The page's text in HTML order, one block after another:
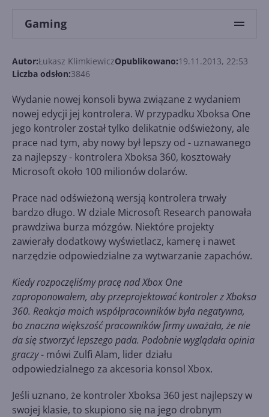
Gaming
Autor:Łukasz KlimkiewiczOpublikowano:19.11.2013, 22:53
Liczba odsłon:3846
Wydanie nowej konsoli bywa związane z wydaniem
nowej edycji jej kontrolera. W przypadku Xboksa One
jego kontroler został tylko delikatnie odświeżony, ale
prace nad tym, aby nowy był lepszy od - uznawanego
za najlepszy - kontrolera Xboksa 360, kosztowały
Microsoft około 100 milionów dolarów.
Prace nad odświeżoną wersją kontrolera trwały
bardzo długo. W dziale Microsoft Research panowała
prawdziwa burza mózgów. Niektóre projekty
zawierały dodatkowy wyświetlacz, kamerę i nawet
narzędzie odpowiedzialne za wytwarzanie zapachów.
Kiedy rozpoczęliśmy pracę nad Xbox One
zaproponowałem, aby przeprojektować kontroler z Xboksa
360. Reakcja moich współpracowników była negatywna,
bo znaczna większość pracowników firmy uważała, że nie
da się stworzyć lepszego pada. Podobnie wyglądała opinia
graczy- mówi Zulfi Alam, lider działu
odpowiedzialnego za akcesoria konsol Xbox.
Jeśli uznano, że kontroler Xboksa 360 jest najlepszy w
swojej klasie, to skupiono się na jego drobnym